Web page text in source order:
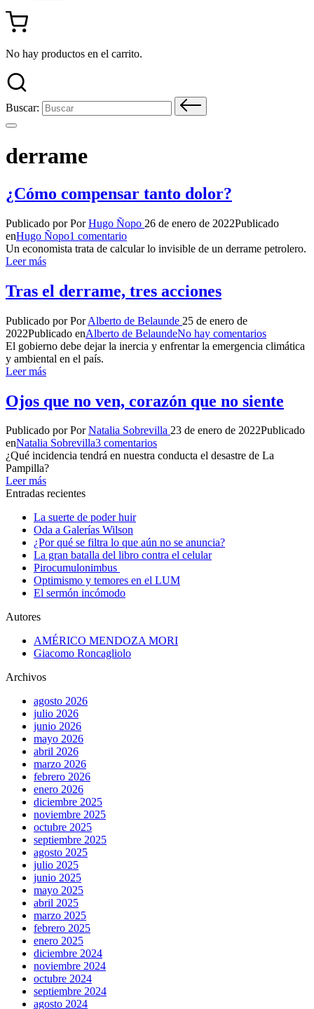
No hay productos en el carrito.
Buscar:
derrame
¿Cómo compensar tanto dolor?
Publicado por PorHugo Ñopo 26 de enero de 2022Publicado
enHugo Ñopo1 comentario
Un economista trata de calcular lo invisible de un derrame petrolero.
Leer más
Tras el derrame, tres acciones
Publicado por PorAlberto de Belaunde 25 de enero de
2022Publicado enAlberto de BelaundeNo hay comentarios
El gobierno debe dejar la inercia y enfrentar la emergencia climática
y ambiental en el país.
Leer más
Ojos que no ven, corazón que no siente
Publicado por PorNatalia Sobrevilla 23 de enero de 2022Publicado
enNatalia Sobrevilla3 comentarios
¿Qué incidencia tendrá en nuestra conducta el desastre de La
Pampilla?
Leer más
Entradas recientes
La suerte de poder huir
Oda a Galerías Wilson
¿Por qué se filtra lo que aún no se anuncia?
La gran batalla del libro contra el celular
Pirocumulonimbus
Optimismo y temores en el LUM
El sermón incómodo
Autores
AMÉRICO MENDOZA MORI
Giacomo Roncagliolo
Archivos
agosto 2026
julio 2026
junio 2026
mayo 2026
abril 2026
marzo 2026
febrero 2026
enero 2026
diciembre 2025
noviembre 2025
octubre 2025
septiembre 2025
agosto 2025
julio 2025
junio 2025
mayo 2025
abril 2025
marzo 2025
febrero 2025
enero 2025
diciembre 2024
noviembre 2024
octubre 2024
septiembre 2024
agosto 2024